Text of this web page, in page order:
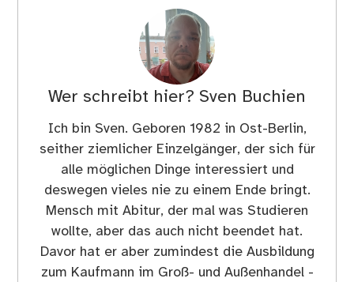
Wer schreibt hier? Sven Buchien
Ich bin Sven. Geboren 1982 in Ost-Berlin,
seither ziemlicher Einzelgänger, der sich für
alle möglichen Dinge interessiert und
deswegen vieles nie zu einem Ende bringt.
Mensch mit Abitur, der mal was Studieren
wollte, aber das auch nicht beendet hat.
Davor hat er aber zumindest die Ausbildung
zum Kaufmann im Groß- und Außenhandel -